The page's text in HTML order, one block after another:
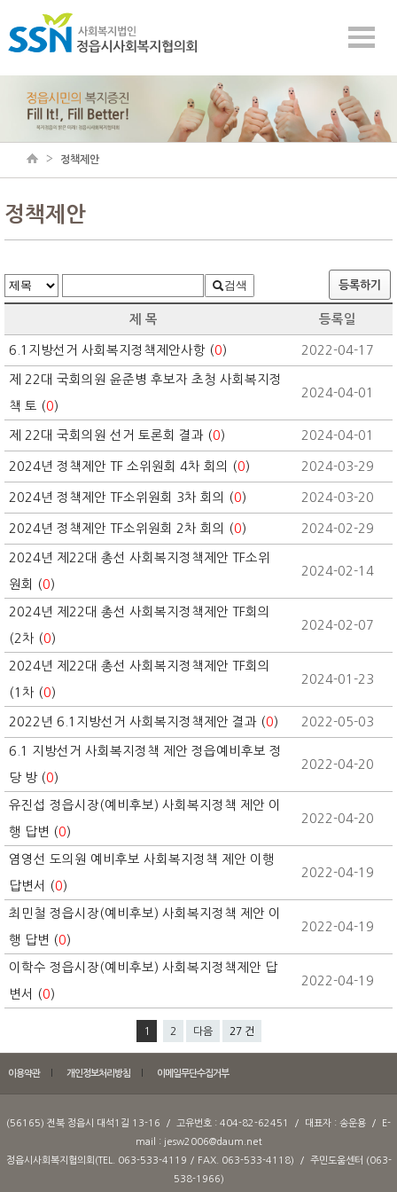
정책제안
정책제안
검색 등록하기
제 목 등록일
6.1지방선거 사회복지정책제안사항 (0) 2022-04-17
제 22대 국회의원 윤준병 후보자 초청 사회복지정
책 토 (0)
2024-04-01
제 22대 국회의원 선거 토론회 결과 (0) 2024-04-01
2024년 정책제안 TF 소위원회 4차 회의 (0) 2024-03-29
2024년 정책제안 TF소위원회 3차 회의 (0) 2024-03-20
2024년 정책제안 TF소위원회 2차 회의 (0) 2024-02-29
2024년 제22대 총선 사회복지정책제안 TF소위
원회 (0)
2024-02-14
2024년 제22대 총선 사회복지정책제안 TF회의
(2차 (0)
2024-02-07
2024년 제22대 총선 사회복지정책제안 TF회의
(1차 (0)
2024-01-23
2022년 6.1지방선거 사회복지정책제안 결과 (0) 2022-05-03
6.1 지방선거 사회복지정책 제안 정읍예비후보 정
당 방 (0)
2022-04-20
유진섭 정읍시장(예비후보) 사회복지정책 제안 이
행 답변 (0)
2022-04-20
염영선 도의원 예비후보 사회복지정책 제안 이행
답변서 (0)
2022-04-19
최민철 정읍시장(예비후보) 사회복지정책 제안 이
행 답변 (0)
2022-04-19
이학수 정읍시장(예비후보) 사회복지정책제안 답
변서 (0)
2022-04-19
1 2 다음 27 건
이용약관 개인정보처리방침 이메일무단수집거부
(56165) 전북 정읍시 대석1길 13-16 / 고유번호 : 404-82-62451 / 대표자 : 송운용 / E-
mail : jesw2006@daum.net
정읍시사회복지협의회(TEL. 063-533-4119 / FAX. 063-533-4118) / 주민도움센터 (063-
538-1966)